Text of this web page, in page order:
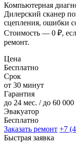
Компьютерная
Дилерский сканер
сцепления, ошибки
Стоимость — 0 ₽,
ремонт.
Цена
Бесплатно
Срок
от 30 минут
Гарантия
до 24 мес. / до 60
Эвакуатор
Бесплатно
Заказать ремонт +7
Быстрая заявка